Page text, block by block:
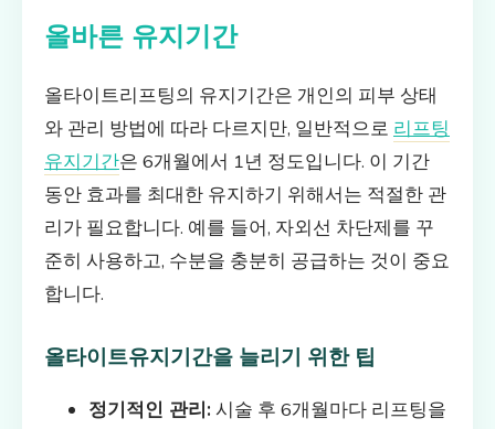
올바른 유지기간
올타이트리프팅의 유지기간은 개인의 피부 상태
와 관리 방법에 따라 다르지만, 일반적으로 리프팅
유지기간은 6개월에서 1년 정도입니다. 이 기간
동안 효과를 최대한 유지하기 위해서는 적절한 관
리가 필요합니다. 예를 들어, 자외선 차단제를 꾸
준히 사용하고, 수분을 충분히 공급하는 것이 중요
합니다.
올타이트유지기간을 늘리기 위한 팁
정기적인 관리: 시술 후 6개월마다 리프팅을